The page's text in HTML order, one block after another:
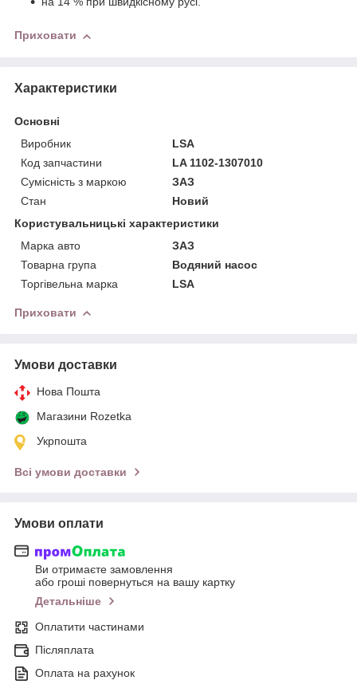
Приховати
Характеристики
Основні
Виробник
LSA
Код запчастини
LA 1102-1307010
Сумісність з маркою
ЗАЗ
Стан
Новий
Користувальницькі характеристики
Марка авто
ЗАЗ
Товарна група
Водяний насос
Торгівельна марка
LSA
Приховати
Умови доставки
Нова Пошта
Магазини Rozetka
Укрпошта
Всі умови доставки
Умови оплати
Ви отримаєте замовлення
або гроші повернуться на вашу картку
Детальніше
Оплатити частинами
Післяплата
Оплата на рахунок